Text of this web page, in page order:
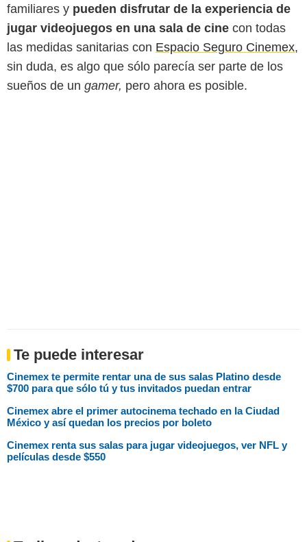
familiares y pueden disfrutar de la experiencia de
jugar videojuegos en una sala de cine con todas
las medidas sanitarias con Espacio Seguro Cinemex,
sin duda, es algo que sólo parecía ser parte de los
sueños de un gamer, pero ahora es posible.
Te puede interesar
Cinemex te permite rentar una de sus salas Platino desde
$700 para que sólo tú y tus invitados puedan entrar
Cinemex abre el primer autocinema techado en la Ciudad
México y así quedan los precios por boleto
Cinemex renta sus salas para jugar videojuegos, ver NFL y
películas desde $550